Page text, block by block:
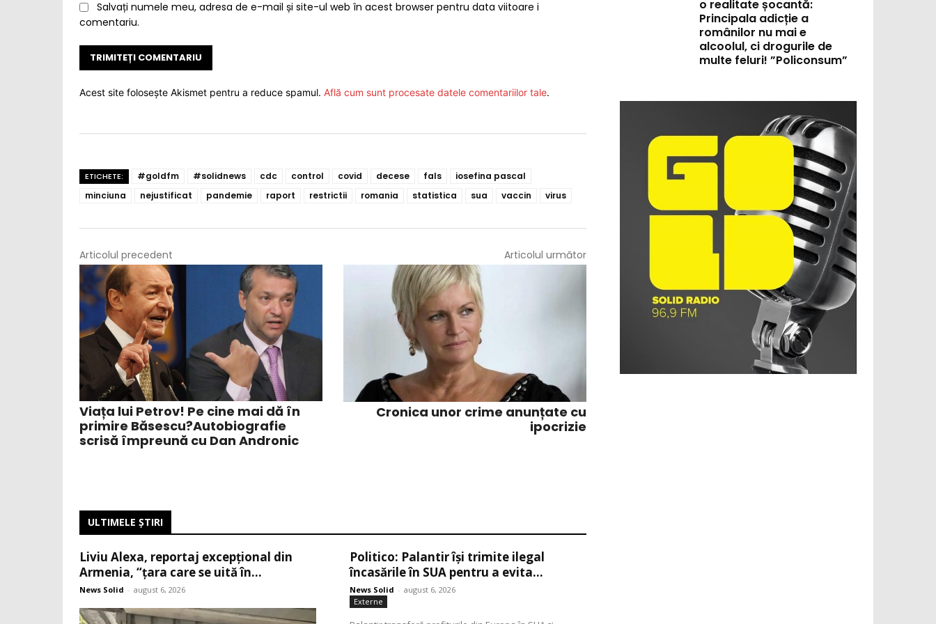
Salvați numele meu, adresa de e-mail și site-ul web în acest browser pentru data viitoare i
comentariu.
Acest site folosește Akismet pentru a reduce spamul. Află cum sunt procesate datele comentariilor tale.
ETICHETE: #goldfm #solidnews cdc control covid decese fals
iosefina pascal
minciuna
nejustificat pandemie raport restrictii romania statistica sua vaccin virus
Articolul precedent
Viața lui Petrov! Pe cine mai dă în
primire Băsescu?Autobiografie
scrisă împreună cu Dan Andronic
Articolul următor
Cronica unor crime anunțate cu
ipocrizie
ULTIMELE ŞTIRI
Liviu Alexa, reportaj excepțional din
Armenia, “țara care se uită în...
News Solid - august 6, 2026
Politico: Palantir își trimite ilegal
încasările în SUA pentru a evita...
News Solid - august 6, 2026
Externe
o realitate șocantă:
Principala adicție a
românilor nu mai e
alcoolul, ci drogurile de
multe feluri! ”Policonsum”